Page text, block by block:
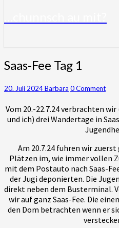
Saas-
Fee
1
Saas-Fee Tag 1
20. Juli 2024Barbara Comments
0 Comment
Vom 20.-22.7.24 verbrachten
und ich) drei Wandertage in
Am 20.7.24 fuhren wir
Plätzen im, wie immer vollen
mit dem Postauto nach Saas-
der Jugi deponierten. Die
direkt neben dem Busterminal.
wir auf ganz Saas-Fee. Die
den Dom betrachten wenn er